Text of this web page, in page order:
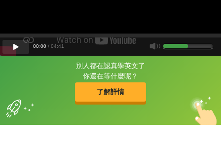
別人都在認真學英文了
你還在等什麼呢？
了解詳情
片尾有
攻其不背
的品牌故事
00:00 / 04:41